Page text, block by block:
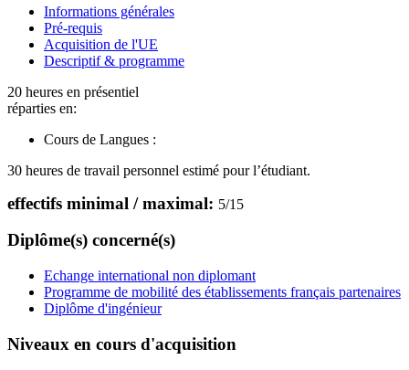
Informations générales
Pré-requis
Acquisition de l'UE
Descriptif & programme
20 heures en présentiel
réparties en:
Cours de Langues :
30 heures de travail personnel estimé pour l’étudiant.
effectifs minimal / maximal: 5/15
Diplôme(s) concerné(s)
Echange international non diplomant
Programme de mobilité des établissements français partenaires
Diplôme d'ingénieur
Niveaux en cours d'acquisition